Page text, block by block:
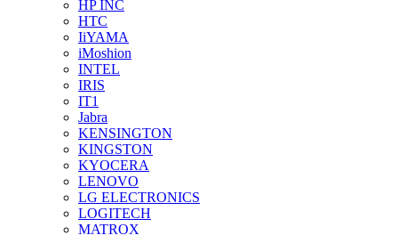
HP INC
HTC
IiYAMA
iMoshion
INTEL
IRIS
IT1
Jabra
KENSINGTON
KINGSTON
KYOCERA
LENOVO
LG ELECTRONICS
LOGITECH
MATROX